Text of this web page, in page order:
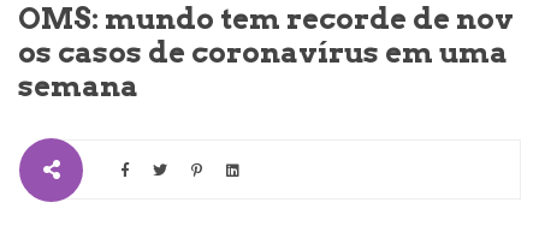
OMS: mundo tem recorde de nov
os casos de coronavírus em uma
semana